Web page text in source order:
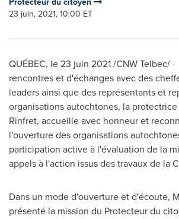
23 juin, 2021, 10:00 ET
QUÉBEC, le 23 juin 2021 /CNW Telbec/
rencontres et d'échanges avec des
leaders ainsi que des représentants et
organisations autochtones, la
Rinfret, accueille avec honneur et
l'ouverture des organisations
participation active à l'évaluation de la
appels à l'action issus des travaux de la
Dans un mode d'ouverture et d'écoute,
présenté la mission du Protecteur du